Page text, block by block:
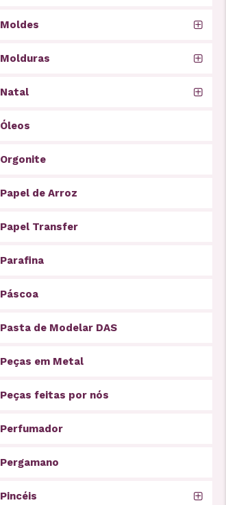
Moldes
Molduras
Natal
Óleos
Orgonite
Papel de Arroz
Papel Transfer
Parafina
Páscoa
Pasta de Modelar DAS
Peças em Metal
Peças feitas por nós
Perfumador
Pergamano
Pincéis